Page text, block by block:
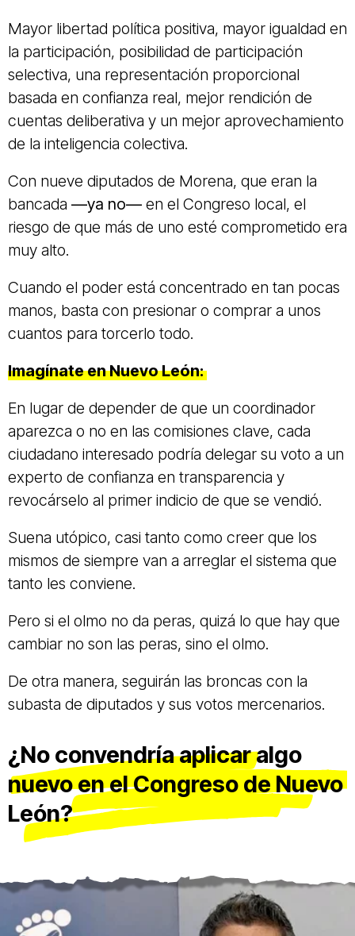
Mayor libertad política positiva, mayor igualdad en
la participación, posibilidad de participación
selectiva, una representación proporcional
basada en confianza real, mejor rendición de
cuentas deliberativa y un mejor aprovechamiento
de la inteligencia colectiva.
Con nueve diputados de Morena, que eran la
bancada —ya no— en el Congreso local, el
riesgo de que más de uno esté comprometido era
muy alto.
Cuando el poder está concentrado en tan pocas
manos, basta con presionar o comprar a unos
cuantos para torcerlo todo.
Imagínate en Nuevo León:
En lugar de depender de que un coordinador
aparezca o no en las comisiones clave, cada
ciudadano interesado podría delegar su voto a un
experto de confianza en transparencia y
revocárselo al primer indicio de que se vendió.
Suena utópico, casi tanto como creer que los
mismos de siempre van a arreglar el sistema que
tanto les conviene.
Pero si el olmo no da peras, quizá lo que hay que
cambiar no son las peras, sino el olmo.
De otra manera, seguirán las broncas con la
subasta de diputados y sus votos mercenarios.
¿No convendría aplicar algo
nuevo en el Congreso de Nuevo
León?